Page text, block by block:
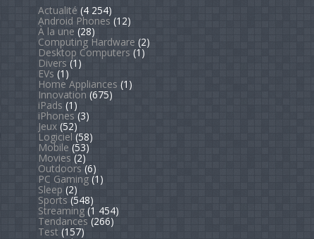
Actualité (4 254)
Android Phones(12)
À la une (28)
Computing Hardware (2)
Desktop Computers (1)
Divers (1)
EVs (1)
Home Appliances (1)
Innovation (675)
iPads (1)
iPhones(3)
Jeux(52)
Logiciel (58)
Mobile (53)
Movies (2)
Outdoors(6)
PC Gaming(1)
Sleep (2)
Sports(548)
Streaming(1 454)
Tendances(266)
Test (157)